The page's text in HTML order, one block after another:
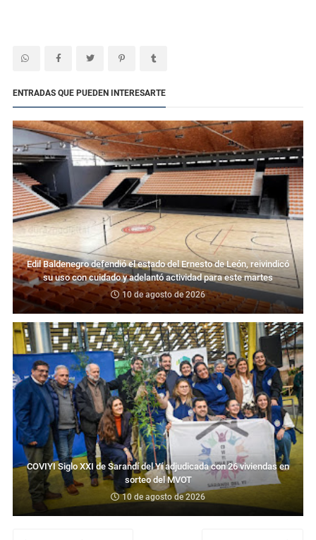
ENTRADAS QUE PUEDEN INTERESARTE
Edil Baldenegro defendió el estado del Ernesto de León, reivindicó
su uso con cuidado y adelantó actividad para este martes
10 de agosto de 2026
COVIYI Siglo XXI de Sarandí del Yí adjudicada con 26 viviendas en
sorteo del MVOT
10 de agosto de 2026